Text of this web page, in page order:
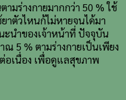
ามร่างกายมากกว่า 50 % ใช้
าตัวไหนก้ไม่หายจนได้มา
นำของเจ้าหน้าที่ ปัจจุบัน
ณ 5 % ตามร่างกายเป็นเพียง
อเนื่อง เพื่อดูแลสุขภาพ